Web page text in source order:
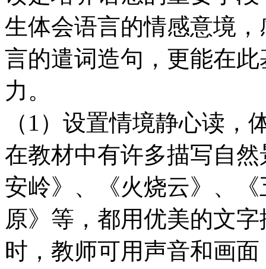
生体会语言的情感意境
言的遣词造句，更能在
力。
（1）设置情境静心读，
在教材中有许多描写自
安岭》、《火烧云》、
原》等，都用优美的文
时，教师可用声音和画